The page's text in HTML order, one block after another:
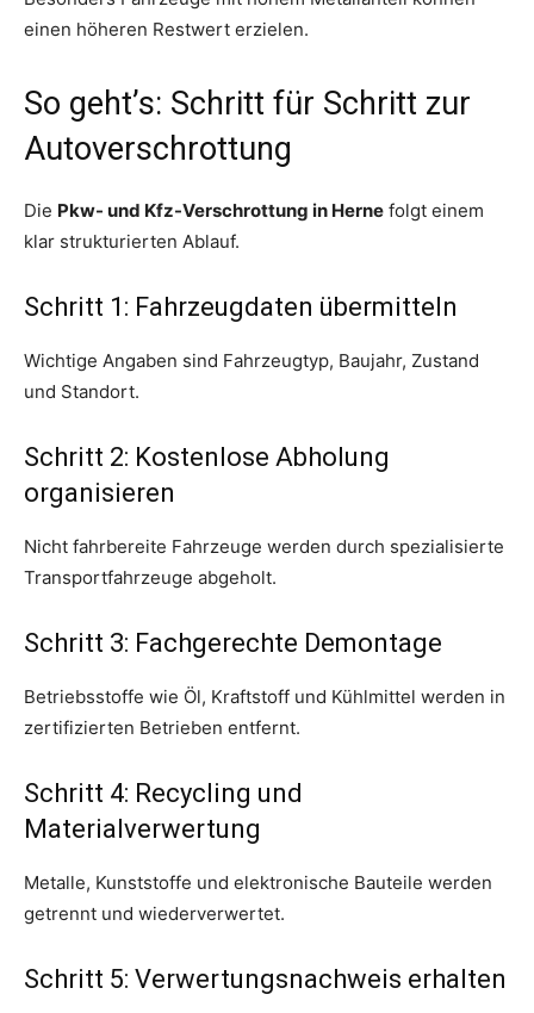
einen höheren Restwert erzielen.
So geht’s: Schritt für Schritt zur
Autoverschrottung
Die Pkw- und Kfz-Verschrottung in Herne folgt einem
klar strukturierten Ablauf.
Schritt 1: Fahrzeugdaten übermitteln
Wichtige Angaben sind Fahrzeugtyp, Baujahr, Zustand
und Standort.
Schritt 2: Kostenlose Abholung
organisieren
Nicht fahrbereite Fahrzeuge werden durch spezialisierte
Transportfahrzeuge abgeholt.
Schritt 3: Fachgerechte Demontage
Betriebsstoffe wie Öl, Kraftstoff und Kühlmittel werden in
zertifizierten Betrieben entfernt.
Schritt 4: Recycling und
Materialverwertung
Metalle, Kunststoffe und elektronische Bauteile werden
getrennt und wiederverwertet.
Schritt 5: Verwertungsnachweis erhalten